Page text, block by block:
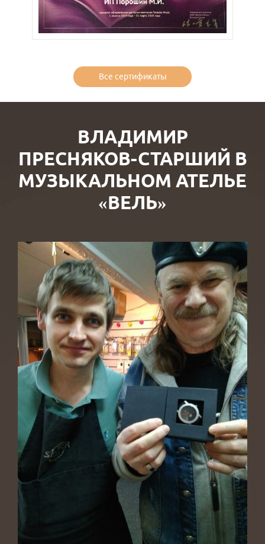
Все сертификаты
ВЛАДИМИР
ПРЕСНЯКОВ-СТАРШИЙ В
МУЗЫКАЛЬНОМ АТЕЛЬЕ
«ВЕЛЬ»